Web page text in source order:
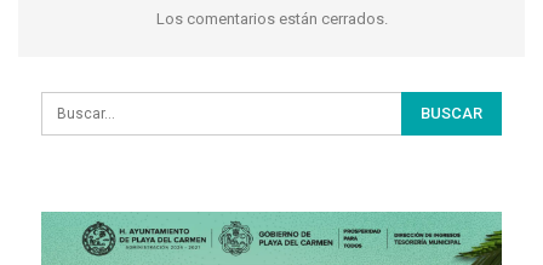
Los comentarios están cerrados.